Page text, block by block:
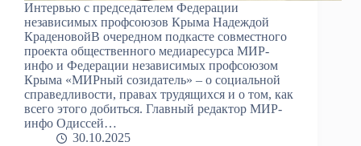
Интервью с председателем Федерации
независимых профсоюзов Крыма Надеждой
КраденовойВ очередном подкасте совместного
проекта общественного медиаресурса МИР-
инфо и Федерации независимых профсоюзом
Крыма «МИРный созидатель» – о социальной
справедливости, правах трудящихся и о том, как
всего этого добиться. Главный редактор МИР-
инфо Одиссей…
30.10.2025